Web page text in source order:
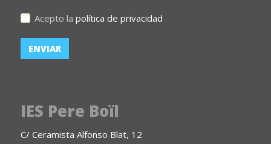
Acepto la política de privacidad
IES Pere Boïl
C/ Ceramista Alfonso Blat, 12